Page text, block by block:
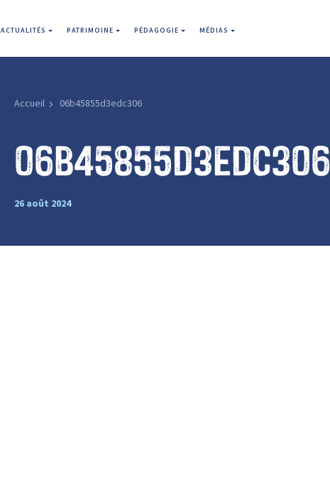
ACTUALITÉS PATRIMOINE PÉDAGOGIE MÉDIAS
Accueil 06b45855d3edc306
06b45855d3edc306
26 août 2024